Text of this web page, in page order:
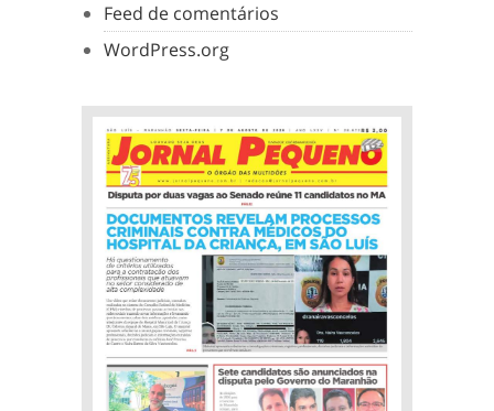
Feed de comentários
WordPress.org